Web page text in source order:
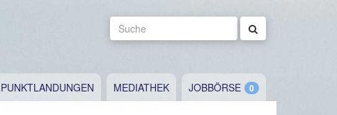
Suche
PUNKTLANDUNGEN MEDIATHEK JOBBÖRSE